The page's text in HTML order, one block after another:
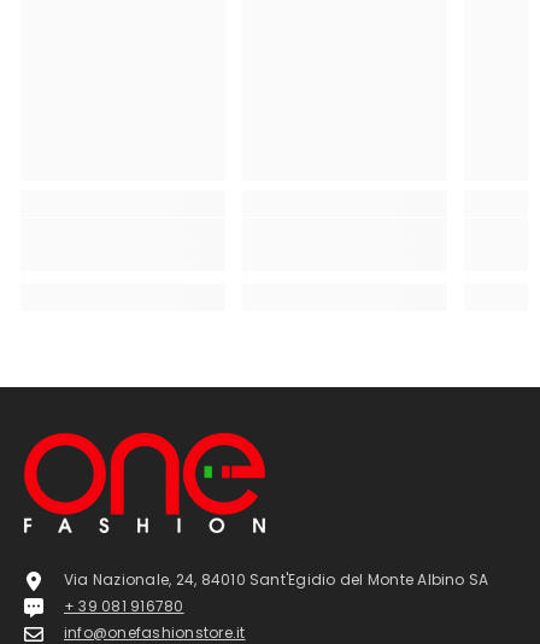
Via Nazionale, 24, 84010 Sant'Egidio del Monte Albino SA
+ 39 081 916780
info@onefashionstore.it